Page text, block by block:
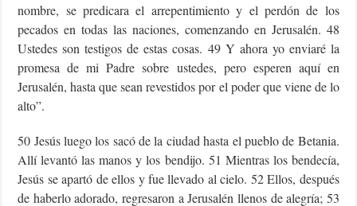
nombre, se predicara el arrepentimiento y el perdón de los
pecados en todas las naciones, comenzando en Jerusalén. 48
Ustedes son testigos de estas cosas. 49 Y ahora yo enviaré la
promesa de mi Padre sobre ustedes, pero esperen aquí en
Jerusalén, hasta que sean revestidos por el poder que viene de lo
alto”.
50 Jesús luego los sacó de la ciudad hasta el pueblo de Betania.
Allí levantó las manos y los bendijo. 51 Mientras los bendecía,
Jesús se apartó de ellos y fue llevado al cielo. 52 Ellos, después
de haberlo adorado, regresaron a Jerusalén llenos de alegría; 53